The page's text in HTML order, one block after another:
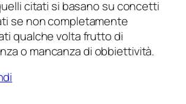
citati si basano su concetti
se non completamente
qualche volta frutto di
o mancanza di obbiettività.